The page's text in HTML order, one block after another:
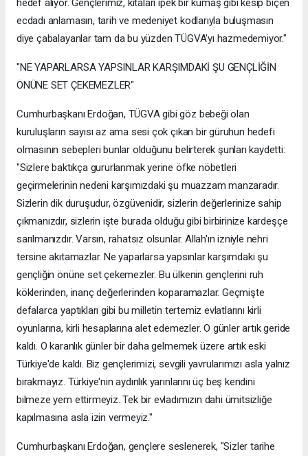
hedef alıyor. Gençlerimiz, kıtaları ipek bir kumaş gibi kesip biçen
ecdadı anlamasın, tarih ve medeniyet kodlarıyla buluşmasın
diye çabalayanlar tam da bu yüzden TÜGVA'yı hazmedemiyor."
"NE YAPARLARSA YAPSINLAR KARŞIMDAKİ ŞU GENÇLİĞİN
ÖNÜNE SET ÇEKEMEZLER"
Cumhurbaşkanı Erdoğan, TÜGVA gibi göz bebeği olan
kuruluşların sayısı az ama sesi çok çıkan bir güruhun hedefi
olmasının sebepleri bunlar olduğunu belirterek şunları kaydetti:
"Sizlere baktıkça gururlanmak yerine öfke nöbetleri
geçirmelerinin nedeni karşımızdaki şu muazzam manzaradır.
Sizlerin dik duruşudur, özgüvenidir, sizlerin değerlerinize sahip
çıkmanızdır, sizlerin işte burada olduğu gibi birbirinize kardeşçe
sarılmanızdır. Varsın, rahatsız olsunlar. Allah'ın izniyle nehri
tersine akıtamazlar. Ne yaparlarsa yapsınlar karşımdaki şu
gençliğin önüne set çekemezler. Bu ülkenin gençlerini ruh
köklerinden, inanç değerlerinden koparamazlar. Geçmişte
defalarca yaptıkları gibi bu milletin tertemiz evlatlarını kirli
oyunlarına, kirli hesaplarına alet edemezler. O günler artık geride
kaldı. O karanlık günler bir daha gelmemek üzere artık eski
Türkiye'de kaldı. Biz gençlerimizi, sevgili yavrularımızı asla yalnız
bırakmayız. Türkiye'nin aydınlık yarınlarını üç beş kendini
bilmeze yem ettirmeyiz. Tek bir evladımızın dahi ümitsizliğe
kapılmasına asla izin vermeyiz."
Cumhurbaşkanı Erdoğan, gençlere seslenerek, "Sizler tarihe